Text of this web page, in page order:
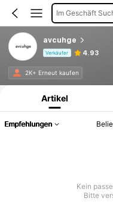
Im Geschäft
avcuhge
Verkäufer 4.93
2K+ Erneut kaufen
Produktinformation:
Artikel
Empfehlungen
Kein
Bitte